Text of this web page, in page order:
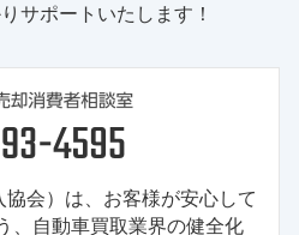
サポートいたします！
会）は、お客様が安心して
、自動車買取業界の健全化